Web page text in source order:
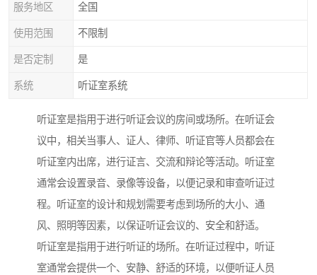
服务地区 全国
使用范围 不限制
是否定制 是
系统 听证室系统
听证室是指用于进行听证会议的房间或场所。在听证会
议中，相关当事人、证人、律师、听证官等人员都会在
听证室内出席，进行证言、交流和辩论等活动。听证室
通常会设置录音、录像等设备，以便记录和审查听证过
程。听证室的设计和规划需要考虑到场所的大小、通
风、照明等因素，以保证听证会议的、安全和舒适。
听证室是指用于进行听证的场所。在听证过程中，听证
室通常会提供一个、安静、舒适的环境，以便听证人员